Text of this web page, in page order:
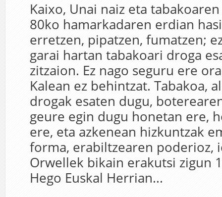
Kaixo, Unai naiz eta
80ko hamarkadaren erdian
erretzen, pipatzen, fumatzen;
garai hartan tabakoari droga
zitzaion. Ez nago seguru ere
Kalean ez behintzat. Tabakoa,
drogak esaten dugu,
geure egin dugu honetan ere,
ere, eta azkenean hizkuntzak
forma, erabiltzearen poderioz,
Orwellek bikain erakutsi zigun
Hego Euskal Herrian...